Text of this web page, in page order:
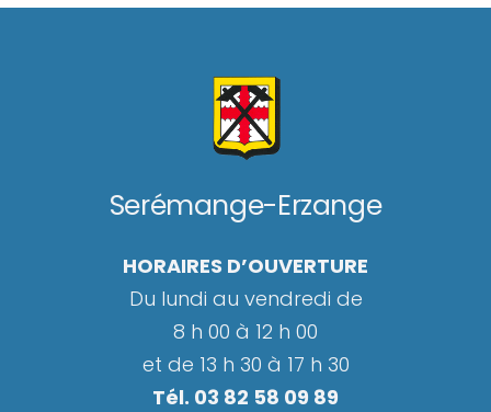
Serémange-Erzange
HORAIRES D’OUVERTURE
Du lundi au vendredi de
8 h 00 à 12 h 00
et de 13 h 30 à 17 h 30
Tél. 03 82 58 09 89